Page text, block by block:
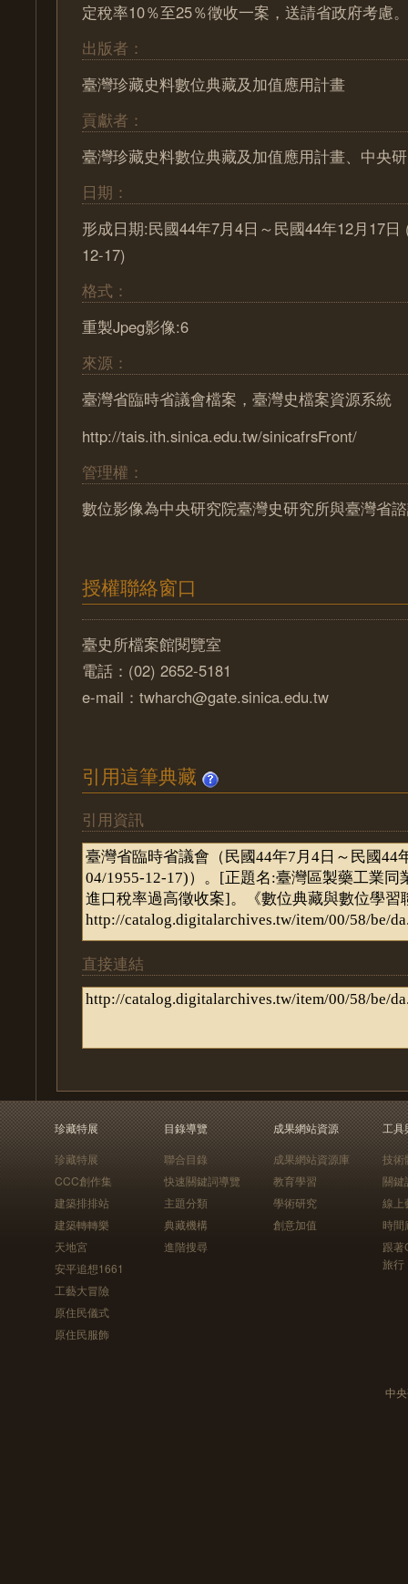
定稅率10％至25％徵收一案，送請省政府考慮
出版者：
臺灣珍藏史料數位典藏及加值應用計畫
貢獻者：
臺灣珍藏史料數位典藏及加值應用計畫、中央
日期：
形成日期:民國44年7月4日～民國44年12月17日
12-17)
格式：
重製Jpeg影像:6
來源：
臺灣省臨時省議會檔案，臺灣史檔案資源系統
http://tais.ith.sinica.edu.tw/sinicafrsFront/
管理權：
數位影像為中央研究院臺灣史研究所與臺灣省
授權聯絡窗口
臺史所檔案館閱覽室
電話：(02) 2652-5181
e-mail：twharch@gate.sinica.edu.tw
引用這筆典藏
引用資訊
直接連結
珍藏特展
珍藏特展
CCC創作集
建築排排站
建築轉轉樂
天地宮
安平追想1661
工藝大冒險
原住民儀式
原住民服飾
目錄導覽
聯合目錄
快速關鍵詞導覽
主題分類
典藏機構
進階搜尋
成果網站資源
成果網站資源庫
教育學習
學術研究
創意加值
工具
技術
關鍵
線上
時間
跟
旅行
中